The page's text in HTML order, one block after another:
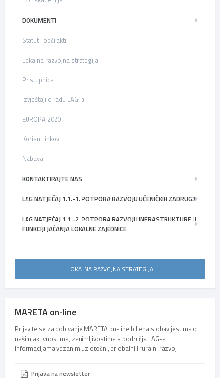
DOKUMENTI
Statut i opći akti
Lokalna razvojna strategija
Pristupnica
Izvještaji o radu LAG-a
EUROPA 2020
Korisni linkovi
Nabava
KONTAKTIRAJTE NAS
LAG NATJEČAJ 1.1.-1. POTPORA RAZVOJU UČENIČKIH ZADRUGA
LAG NATJEČAJ 1.1.-2. POTPORA RAZVOJU INFRASTRUKTURE U
FUNKCIJI JAČANJA LOKALNE ZAJEDNICE
LOKALNA RAZVOJNA STRATEGIJA
MARETA on-line
Prijavite se za dobivanje MARETA on-line biltena s obavijestima o
našim aktivnostima, zanimljivostima s područja LAG-a
informacijama vezanim uz otočni, priobalni i ruralni razvoj
Prijava na newsletter